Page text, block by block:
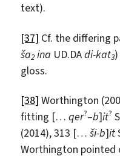
text).
[37] Cf. the differing
ša2 ina UD.DAdi-kat3
gloss.
[38] Worthington
fitting […qer?–b]it?
(2014), 313 […ši-b]it
Worthington